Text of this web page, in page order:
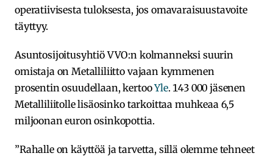
operatiivisesta tuloksesta, jos omavaraisuustavoite
täyttyy.
Asuntosijoitusyhtiö VVO:n kolmanneksi suurin
omistaja on Metalliliitto vajaan kymmenen
prosentin osuudellaan, kertooYle. 143 000 jäsenen
Metalliliitolle lisäosinko tarkoittaa muhkeaa 6,5
miljoonan euron osinkopottia.
”Rahalle on käyttöä ja tarvetta, sillä olemme tehneet